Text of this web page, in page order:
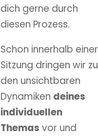
dich gerne durch
diesen Prozess.
Schon innerhalb einer
Sitzung dringen wir zu
den unsichtbaren
Dynamiken deines
individuellen
Themas vor und